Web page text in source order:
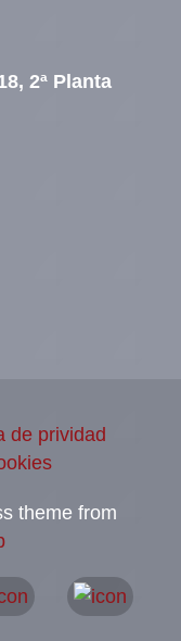
2ª Planta
de prividad
theme from